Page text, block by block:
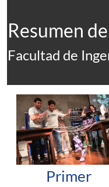
Resumen
Facultad de
Primer